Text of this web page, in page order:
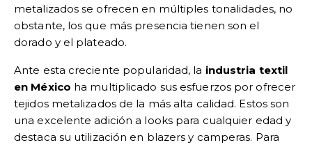
metalizados se ofrecen en múltiples tonalidades, no
obstante, los que más presencia tienen son el
dorado y el plateado.
Ante esta creciente popularidad, la industria textil
en México ha multiplicado sus esfuerzos por ofrecer
tejidos metalizados de la más alta calidad. Estos son
una excelente adición a looks para cualquier edad y
destaca su utilización en blazers y camperas. Para